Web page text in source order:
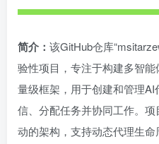
简介： 该GitHub仓库
验性项目，专注于构建多智
量级框架，用于创建和管理
信、分配任务并协同工作。
动的架构，支持动态代理生